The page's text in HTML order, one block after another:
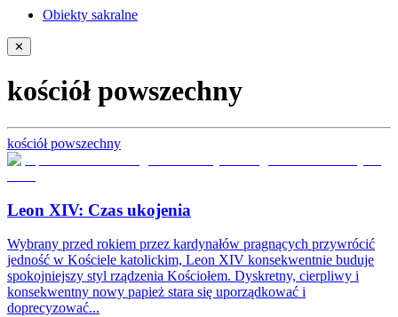
Obiekty sakralne
✕
kościół powszechny
kościół powszechny
Leon XIV: Czas ukojenia
Wybrany przed rokiem przez kardynałów pragnących przywrócić
jedność w Kościele katolickim, Leon XIV konsekwentnie buduje
spokojniejszy styl rządzenia Kościołem. Dyskretny, cierpliwy i
konsekwentny nowy papież stara się uporządkować i
doprecyzować...